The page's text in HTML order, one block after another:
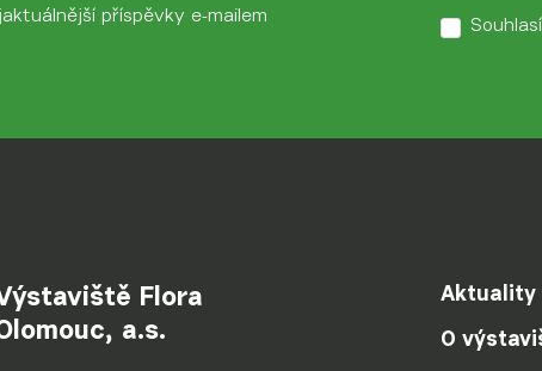
příspěvky e-mailem
Flora
a.s.
Aktuality
O